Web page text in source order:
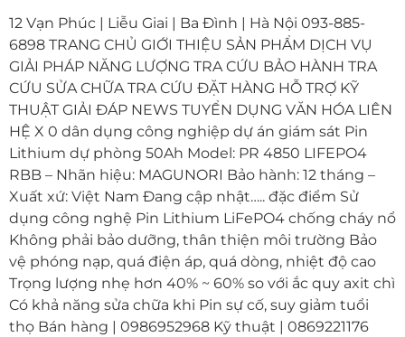
12 Vạn Phúc | Liễu Giai | Ba Đình | Hà Nội 093-885-
6898 TRANG CHỦ GIỚI THIỆU SẢN PHẨM DỊCH VỤ
GIẢI PHÁP NĂNG LƯỢNG TRA CỨU BẢO HÀNH TRA
CỨU SỬA CHỮA TRA CỨU ĐẶT HÀNG HỖ TRỢ KỸ
THUẬT GIẢI ĐÁP NEWS TUYỂN DỤNG VĂN HÓA LIÊN
HỆ X 0 dân dụng công nghiệp dự án giám sát Pin
Lithium dự phòng 50Ah Model: PR 4850 LIFEPO4
RBB – Nhãn hiệu: MAGUNORI Bảo hành: 12 tháng –
Xuất xứ: Việt Nam Đang cập nhật….. đặc điểm Sử
dụng công nghệ Pin Lithium LiFePO4 chống cháy nổ
Không phải bảo dưỡng, thân thiện môi trường Bảo
vệ phóng nạp, quá điện áp, quá dòng, nhiệt độ cao
Trọng lượng nhẹ hơn 40% ~ 60% so với ắc quy axit chì
Có khả năng sửa chữa khi Pin sự cố, suy giảm tuổi
thọ Bán hàng | 0986952968 Kỹ thuật | 0869221176